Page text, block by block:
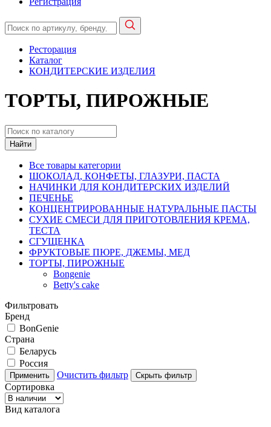
Ресторация
Каталог
КОНДИТЕРСКИЕ ИЗДЕЛИЯ
ТОРТЫ, ПИРОЖНЫЕ
Найти
Все товары категории
ШОКОЛАД, КОНФЕТЫ, ГЛАЗУРИ, ПАСТА
НАЧИНКИ ДЛЯ КОНДИТЕРСКИХ ИЗДЕЛИЙ
ПЕЧЕНЬЕ
КОНЦЕНТРИРОВАННЫЕ НАТУРАЛЬНЫЕ ПАСТЫ
СУХИЕ СМЕСИ ДЛЯ ПРИГОТОВЛЕНИЯ КРЕМА,
ТЕСТА
СГУЩЕНКА
ФРУКТОВЫЕ ПЮРЕ, ДЖЕМЫ, МЕД
ТОРТЫ, ПИРОЖНЫЕ
Bongenie
Betty's cake
Фильтровать
Бренд
BonGenie
Страна
Беларусь
Россия
Применить Очистить фильтр Скрыть фильтр
Сортировка
Вид каталога